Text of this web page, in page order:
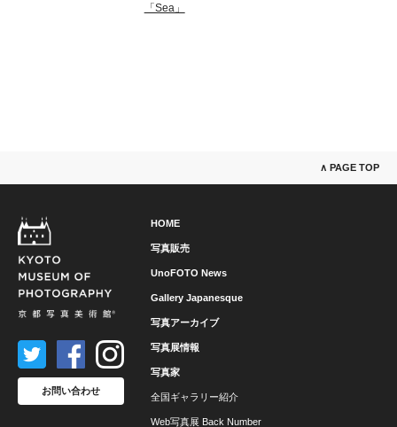
「Sea」
∧ PAGE TOP
HOME
写真販売
UnoFOTO News
Gallery Japanesque
写真アーカイブ
写真展情報
写真家
全国ギャラリー紹介
Web写真展 Back Number
お問い合わせ